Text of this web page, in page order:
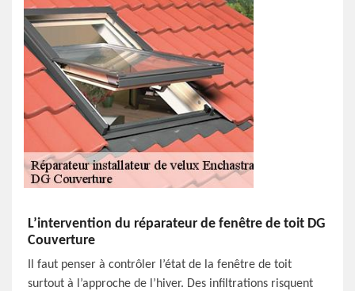
L’intervention du réparateur de fenêtre de toit DG
Couverture
Il faut penser à contrôler l’état de la fenêtre de toit
surtout à l’approche de l’hiver. Des infiltrations risquent